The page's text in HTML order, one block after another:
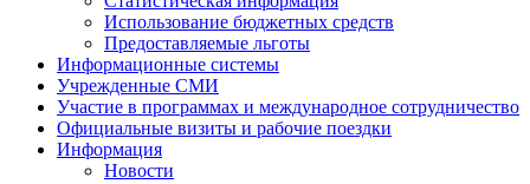
Использование бюджетных средств
Предоставляемые льготы
Информационные системы
Учрежденные СМИ
Участие в программах и международное сотрудничество
Официальные визиты и рабочие поездки
Информация
Новости